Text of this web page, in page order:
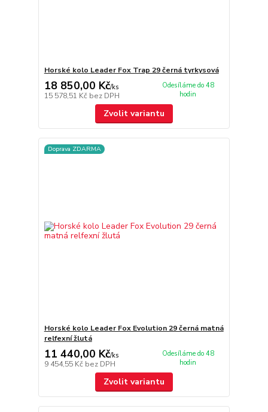
Horské kolo Leader Fox Trap 29 černá tyrkysová
18 850,00 Kč/ks
15 578,51 Kč bez DPH
Odesíláme do 48
hodin
Zvolit variantu
Doprava ZDARMA
Horské kolo Leader Fox Evolution 29 černá matná
relfexní žlutá
11 440,00 Kč/ks
9 454,55 Kč bez DPH
Odesíláme do 48
hodin
Zvolit variantu